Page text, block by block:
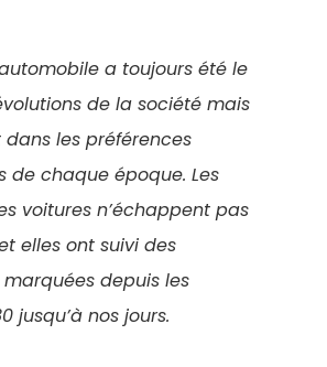
a toujours été le
de la société mais
les préférences
de chaque époque. Les
voitures n’échappent pas
elles ont suivi des
depuis les
jusqu’à nos jours.